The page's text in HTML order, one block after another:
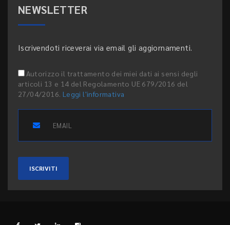
NEWSLETTER
Iscrivendoti riceverai via email gli aggiornamenti.
Autorizzo il trattamento dei miei dati ai sensi degli
articoli 13 e 14 del Regolamento UE 679/2016 del
27/04/2016. Leggi l'informativa
ISCRIVITI